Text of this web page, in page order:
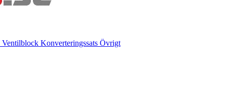
Ventilblock Konverteringssats Övrigt